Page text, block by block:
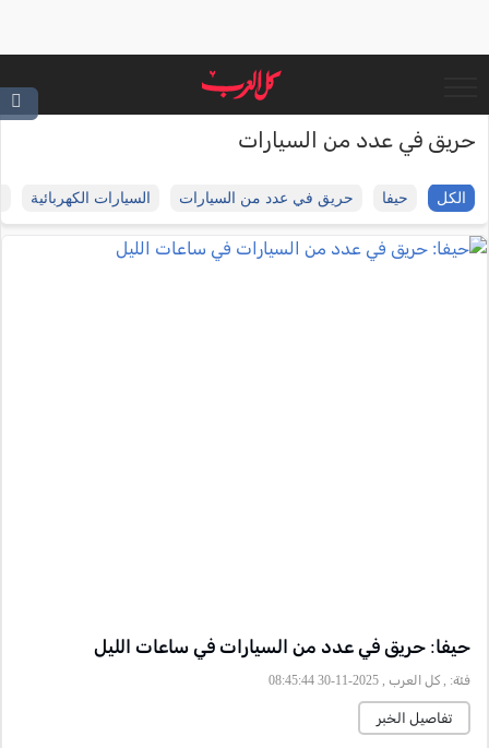
حريق في عدد من السيارات
الكل حيفا حريق في عدد من السيارات السيارات الكهربائية
حيفا: حريق في عدد من السيارات في ساعات الليل
فئة: , كل العرب , 2025-11-30 08:45:44
تفاصيل الخبر